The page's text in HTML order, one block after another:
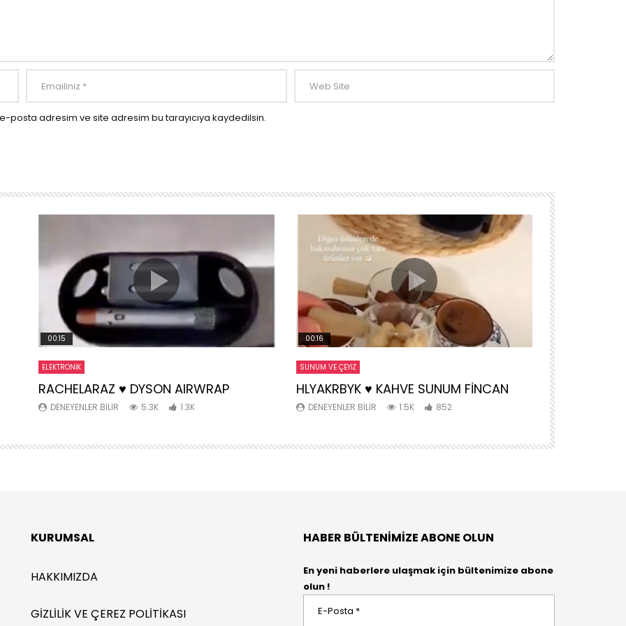
posta adresim ve site adresim bu tarayıcıya kaydedilsin.
00:15
ELEKTRONIK
RACHELARAZ ♥️ DYSON AIRWRAP
DENEYENLER BILIR 5.3K 1.3K
00:16
SUNUM VE ÇEYIZ
HLYAKRBYK ♥️ KAHVE SUNUM FİNCAN
DENEYENLER BILIR 1.5K 852
AKTİVİTE
KURUMSAL
HAKKIMIZDA
GIZLILIK VE ÇEREZ POLITIKASI
HABER BÜLTENIMIZE ABONE OLUN
En yeni haberlere ulaşmak için bültenimize abone
olun !
Posta